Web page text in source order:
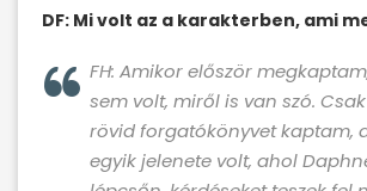
DF: Mi volt az a karakterben, ami
FH: Amikor először
sem volt, miről is van szó.
rövid forgatókönyvet kaptam,
egyik jelenete volt, ahol